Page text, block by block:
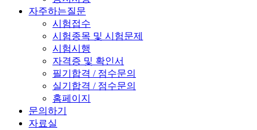
자주하는질문
시험접수
시험종목 및 시험문제
시험시행
자격증 및 확인서
필기합격 / 점수문의
실기합격 / 점수문의
홈페이지
문의하기
자료실